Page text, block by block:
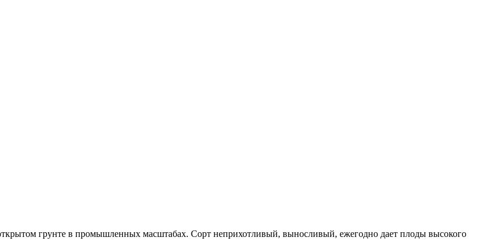
грунте в промышленных масштабах. Сорт неприхотливый, выносливый, ежегодно дает плоды высокого